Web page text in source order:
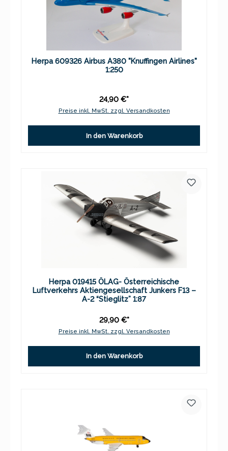
Herpa 609326 Airbus A380 "Knuffingen Airlines"
1:250
24,90 €*
Preise inkl. MwSt. zzgl. Versandkosten
In den Warenkorb
Herpa 019415 ÖLAG- Österreichische
Luftverkehrs Aktiengesellschaft Junkers F13 –
A-2 “Stieglitz” 1:87
29,90 €*
Preise inkl. MwSt. zzgl. Versandkosten
In den Warenkorb